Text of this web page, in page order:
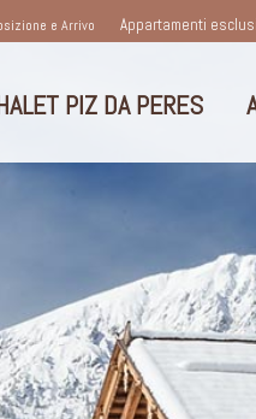
e Arrivo Appartamenti
PIZ DA PERES